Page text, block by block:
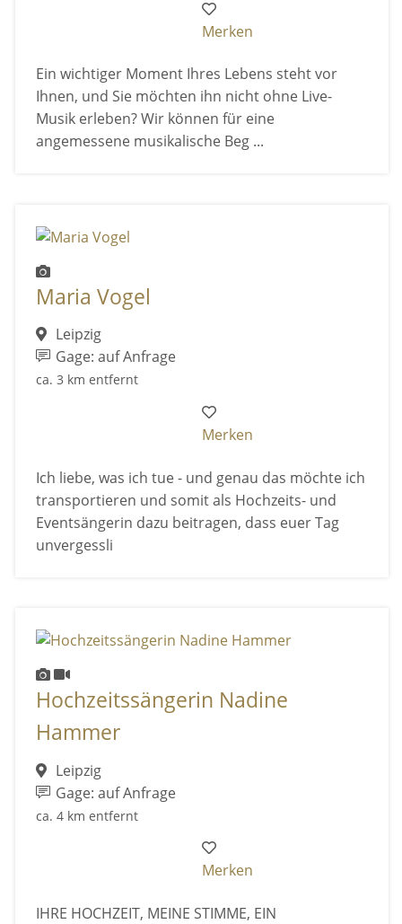
Merken
Ein wichtiger Moment Ihres Lebens steht vor
Ihnen, und Sie möchten ihn nicht ohne Live-
Musik erleben? Wir können für eine
angemessene musikalische Beg ...
Maria Vogel
Leipzig
Gage: auf Anfrage
ca. 3 km entfernt
Merken
Ich liebe, was ich tue - und genau das möchte ich
transportieren und somit als Hochzeits- und
Eventsängerin dazu beitragen, dass euer Tag
unvergessli
Hochzeitssängerin Nadine
Hammer
Leipzig
Gage: auf Anfrage
ca. 4 km entfernt
Merken
IHRE HOCHZEIT, MEINE STIMME, EIN